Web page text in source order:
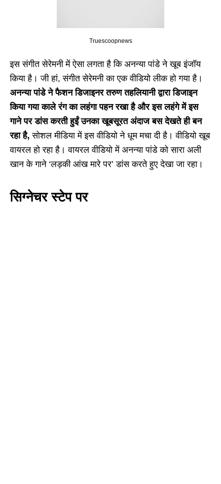
Truescoopnews
इस संगीत सेरेमनी में ऐसा लगता है कि अनन्या पांडे ने खूब इंजॉय
किया है। जी हां, संगीत सेरेमनी का एक वीडियो लीक हो गया है।
अनन्या पांडे ने फैशन डिजाइनर तरुण तहलियानी द्वारा डिजाइन
किया गया काले रंग का लहंगा पहन रखा है और इस लहंगे में इस
गाने पर डांस करती हुईं उनका खूबसूरत अंदाज बस देखते ही बन
रहा है, सोशल मीडिया में इस वीडियो ने धूम मचा दी है। वीडियो खूब
वायरल हो रहा है। वायरल वीडियो में अनन्या पांडे को सारा अली
खान के गाने ‘लड़की आंख मारे पर’ डांस करते हुए देखा जा रहा।
सिग्नेचर स्टेप पर